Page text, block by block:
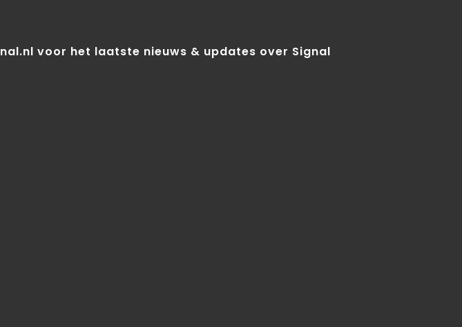
voor het laatste nieuws & updates over Signal